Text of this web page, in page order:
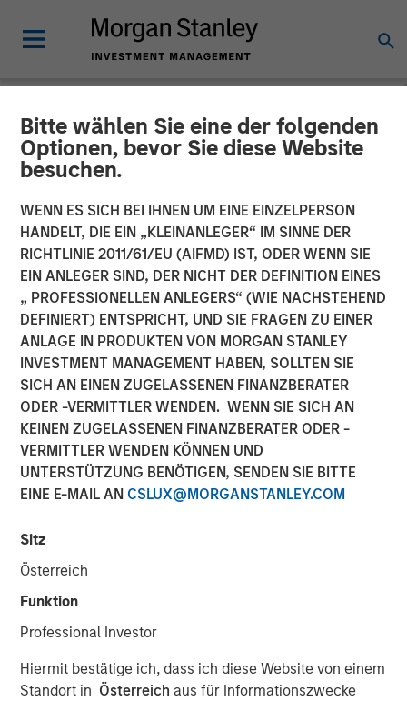
Bitte wählen Sie eine der folgenden
Optionen, bevor Sie diese Website
besuchen.
WENN ES SICH BEI IHNEN UM EINE EINZELPERSON
HANDELT, DIE EIN „KLEINANLEGER“ IM SINNE DER
RICHTLINIE 2011/61/EU (AIFMD) IST, ODER WENN SIE
EIN ANLEGER SIND, DER NICHT DER DEFINITION EINES
„ PROFESSIONELLEN ANLEGERS“ (WIE NACHSTEHEND
DEFINIERT) ENTSPRICHT, UND SIE FRAGEN ZU EINER
ANLAGE IN PRODUKTEN VON MORGAN STANLEY
INVESTMENT MANAGEMENT HABEN, SOLLTEN SIE
SICH AN EINEN ZUGELASSENEN FINANZBERATER
ODER -VERMITTLER WENDEN. WENN SIE SICH AN
KEINEN ZUGELASSENEN FINANZBERATER ODER -
VERMITTLER WENDEN KÖNNEN UND
UNTERSTÜTZUNG BENÖTIGEN, SENDEN SIE BITTE
EINE E-MAIL AN CSLUX@MORGANSTANLEY.COM
Sitz
Österreich
Funktion
Professional Investor
Hiermit bestätige ich, dass ich diese Website von einem
Standort in Österreich aus für Informationszwecke
NEWSROOM
Morgan Stanley Global
Private Equity Completes
the Sale of Zenith
06 MÄRZ 2014
LONDON — Mar 6, 2014
Morgan Stanley Global Private Equity (“MSPE”) today
announced the recent completion of the sale of its
parent company of Zenith, to HgCapital, a UK-based
Limited in September 2010 on the back of an extensive
two-year review of the UK fleet management sector.
Jean-Marc Jabre, Managing Director of MSPE,
commented “Our focus on this sector gave us a keen